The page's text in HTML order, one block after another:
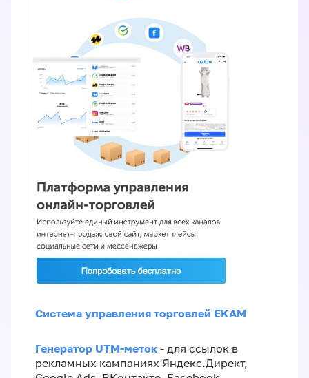
Система управления торговлей EKAM
Генератор UTM-меток - для ссылок в
рекламных кампаниях Яндекс.Директ,